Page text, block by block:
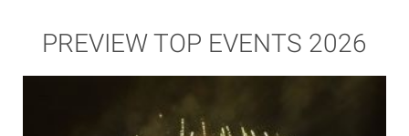
PREVIEW TOP EVENTS 2026